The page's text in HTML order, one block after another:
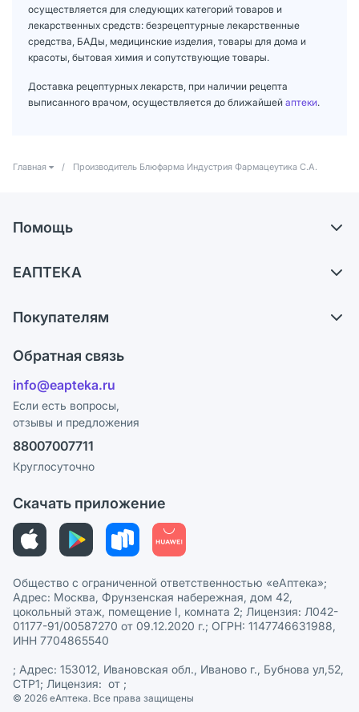
осуществляется для следующих категорий товаров и
лекарственных средств: безрецептурные лекарственные
средства, БАДы, медицинские изделия, товары для дома и
красоты, бытовая химия и сопутствующие товары.
Доставка рецептурных лекарств, при наличии рецепта
выписанного врачом, осуществляется до ближайшей аптеки.
Главная / Производитель Блюфарма Индустрия Фармацеутика С.А.
Помощь
Самовывоз из аптек
Ответы на вопросы
Блог
ЕАПТЕКА
Карьера
Поставщики
Лицензия
Реклама на сайте
Ваши товары на ЕАПТЕКЕ
Покупателям
Программа СберСпасибо
Политика конфиденциальности
Пользовательское соглашение
Политика рекомендаций
Этика и соответствие
Политика в отношении обработки персональных данных
Обратная связь
info@eapteka.ru
Если есть вопросы,
отзывы и предложения
88007007711
Круглосуточно
Скачать приложение
Общество с ограниченной ответственностью «еАптека»;
Адрес: Москва, Фрунзенская набережная, дом 42,
цокольный этаж, помещение I, комната 2; Лицензия: Л042-
01177-91/00587270 от 09.12.2020 г.; ОГРН: 1147746631988,
ИНН 7704865540
; Адрес: 153012, Ивановская обл., Иваново г., Бубнова ул,52,
СТР1; Лицензия: от ;
© 2026 eАптека. Все права защищены